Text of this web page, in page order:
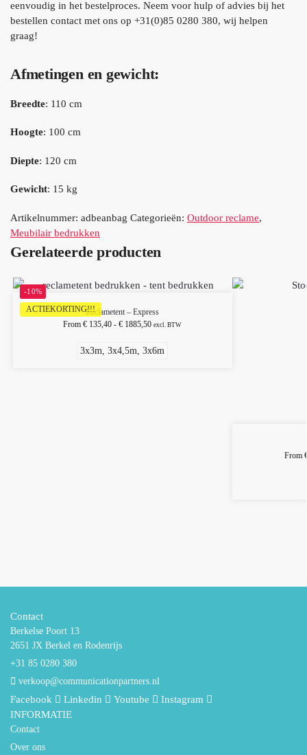
eenvoudig in het bestelproces. Neem voor hulp of advies bij het
bestellen contact met ons op +31(0)85 0280 380, wij helpen
graag!
Afmetingen en gewicht:
Breedte: 110 cm
Hoogte: 100 cm
Diepte: 120 cm
Gewicht: 15 kg
Artikelnummer: adbeanbag Categorieën: Outdoor reclame,
Meubilair bedrukken
Gerelateerde producten
-10%
ACTIEKORTING!!!Reclametent – Express
From€ 135,40 - € 1885,50 excl. BTW
3x3m, 3x4,5m, 3x6m
From
Contact
Berkelse Poort 13
2651 JX Berkel en Rodenrijs
+31 85 0280 380
verkoop@communicationpartners.nl
Facebook Linkedin Youtube
Instagram
INFORMATIE
Contact
Over ons